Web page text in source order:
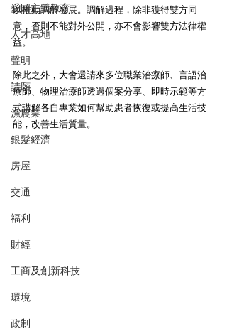
愛國主義教育
人才高地
聲明
請願
漁農業
銀髮經濟
房屋
交通
福利
財經
工商及創新科技
環境
政制
以推動調解發展。調解過程，除非獲得雙方同
意，否則不能對外公開，亦不會影響雙方法律權
益。
除此之外，大會還請來多位職業治療師、言語治
療師、物理治療師透過個案分享、即時示範等方
式講解各自專業如何幫助患者恢復或提高生活技
能，改善生活質量。